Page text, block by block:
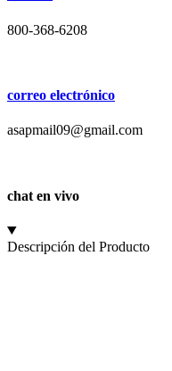
800-368-6208
correo electrónico
asapmail09@gmail.com
chat en vivo
Descripción del Producto